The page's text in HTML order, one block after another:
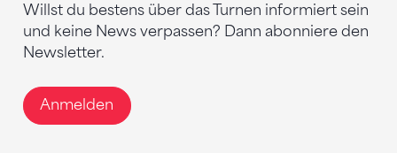
Willst du bestens über das Turnen informiert sein
und keine News verpassen? Dann abonniere den
Newsletter.
Anmelden